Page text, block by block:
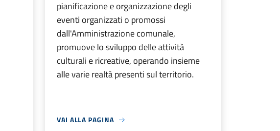
pianificazione e organizzazione degli
eventi organizzati o promossi
dall'Amministrazione comunale,
promuove lo sviluppo delle attività
culturali e ricreative, operando insieme
alle varie realtà presenti sul territorio.
VAI ALLA PAGINA